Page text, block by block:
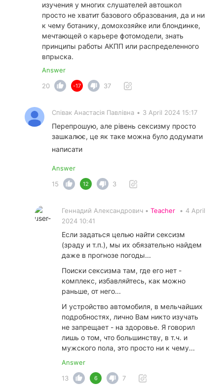
изучения у многих слушателей автошкол
просто не хватит базового образования, да и ни
к чему ботанику, домохозяйке или блондинке,
мечтающей о карьере фотомодели, знать
принципы работы АКПП или распределенного
впрыска.
Answer
20
-17 37
Співак Анастасія Павлівна • 3 April 2024 15:17
Перепрошую, але рівень сексизму просто
зашкалює, це як таке можна було додумати
написати
Answer
15
12 3
Геннадий Александрович • Teacher • 4 April
2024 10:41
Если задаться целью найти сексизм
(зраду и т.п.), мы их обязательно найдем
даже в прогнозе погоды...
Поиски сексизма там, где его нет -
комплекс, избавляйтесь, как можно
раньше, от него...
И устройство автомобиля, в мельчайших
подробностях, лично Вам никто изучать
не запрещает - на здоровье. Я говорил
лишь о том, что большинству, в т.ч. и
мужского пола, это просто ни к чему...
Answer
13
6 7